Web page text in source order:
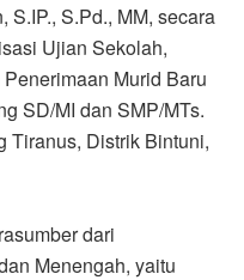
S.IP., S.Pd., MM, secara
Ujian Sekolah,
Murid Baru
SD/MI dan SMP/MTs.
Tiranus, Distrik Bintuni,
dari
Menengah, yaitu